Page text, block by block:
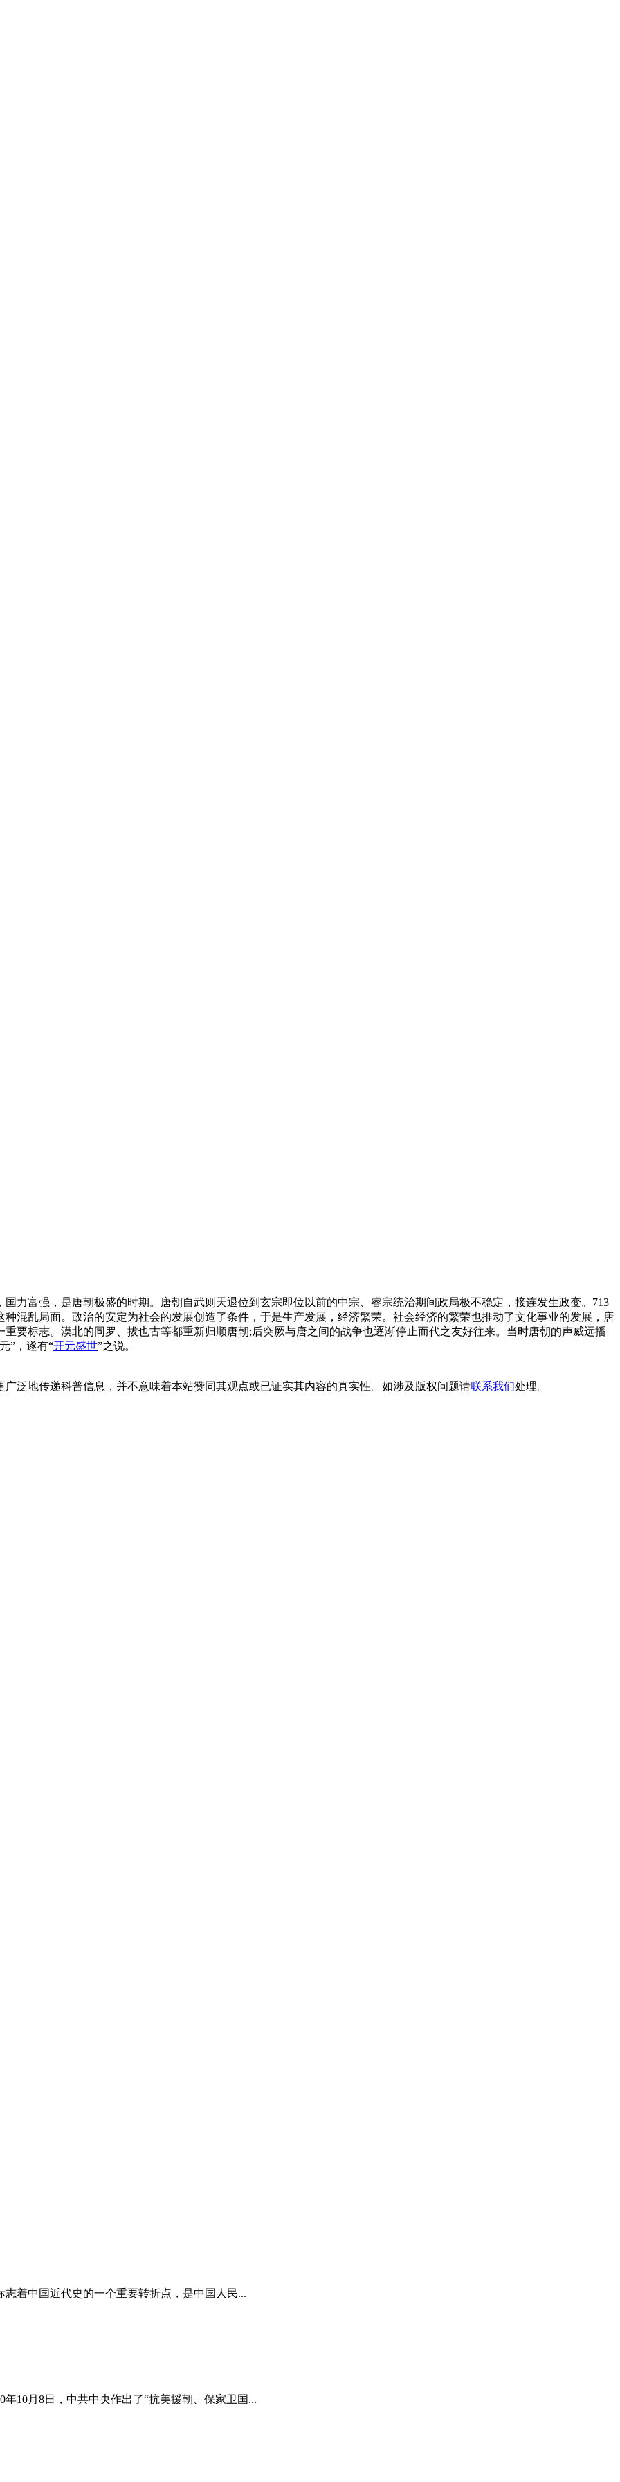
力富强，是唐朝极盛的时期。唐朝自武则天退位到玄宗即位以前的中宗、睿宗统治期间政局极不稳定，接连发生政变。713
混乱局面。政治的安定为社会的发展创造了条件，于是生产发展，经济繁荣。社会经济的繁荣也推动了文化事业的发展，唐
要标志。漠北的同罗、拔也古等都重新归顺唐朝;后突厥与唐之间的战争也逐渐停止而代之友好往来。当时唐朝的声威远播
”，遂有“开元盛世”之说。
泛地传递科普信息，并不意味着本站赞同其观点或已证实其内容的真实性。如涉及版权问题请联系我们处理。
着中国近代史的一个重要转折点，是中国人民...
10月8日，中共中央作出了“抗美援朝、保家卫国...